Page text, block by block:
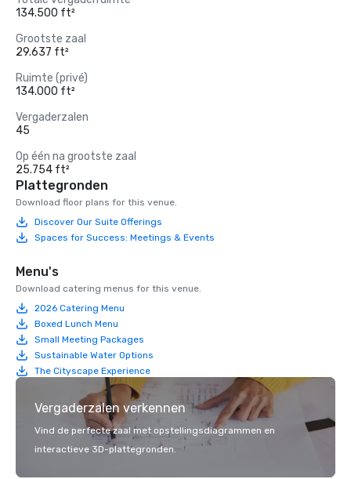
134.500 ft²
Grootste zaal
29.637 ft²
Ruimte (privé)
134.000 ft²
Vergaderzalen
45
Op één na grootste zaal
25.754 ft²
Plattegronden
Download floor plans for this venue.
Discover Our Suite Offerings
Spaces for Success: Meetings & Events
Menu's
Download catering menus for this venue.
2026 Catering Menu
Boxed Lunch Menu
Small Meeting Packages
Sustainable Water Options
The Cityscape Experience
Vergaderzalen verkennen
Vind de perfecte zaal met opstellingsdiagrammen en
interactieve 3D-plattegronden.